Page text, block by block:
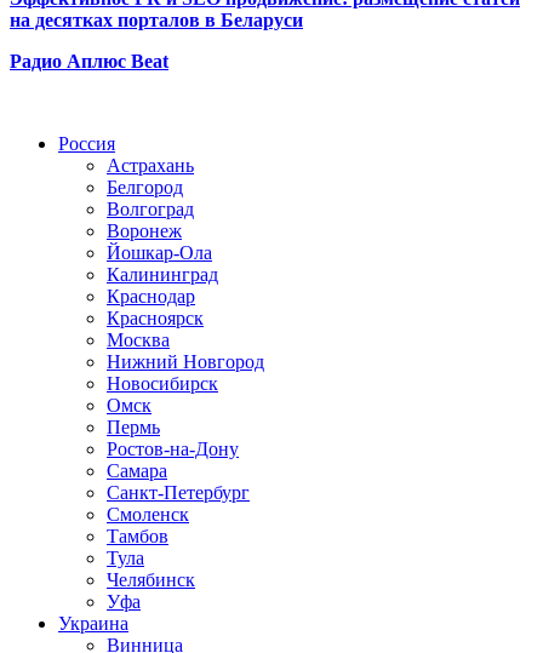
на десятках порталов в Беларуси
Радио Аплюс Beat
Россия
Астрахань
Белгород
Волгоград
Воронеж
Йошкар-Ола
Калининград
Краснодар
Красноярск
Москва
Нижний Новгород
Новосибирск
Омск
Пермь
Ростов-на-Дону
Самара
Санкт-Петербург
Смоленск
Тамбов
Тула
Челябинск
Уфа
Украина
Винница